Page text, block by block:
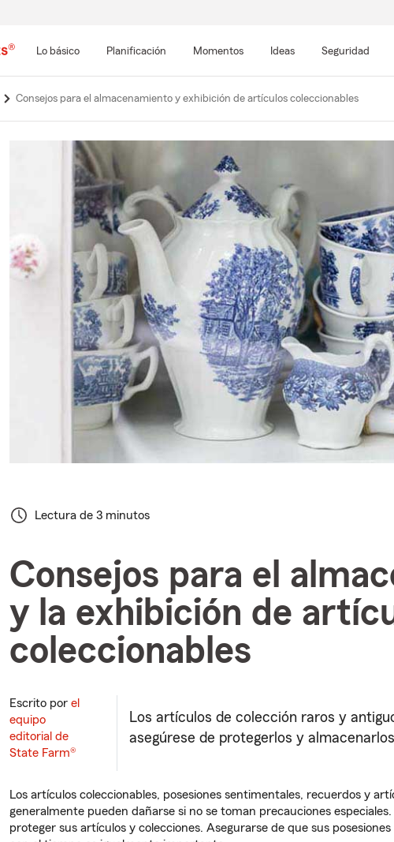
Lo básico Planificación Momentos Ideas Seguridad
Consejos para el almacenamiento y exhibición de artículos coleccionables
Lectura de 3 minutos
Consejos para el
y la exhibición de
coleccionables
Escrito por el
equipo
editorial de
State Farm®
Los artículos de colección raros y
asegúrese de protegerlos y
Los artículos coleccionables, posesiones sentimentales, recuerdos y
generalmente pueden dañarse si no se toman precauciones
proteger sus artículos y colecciones. Asegurarse de que sus